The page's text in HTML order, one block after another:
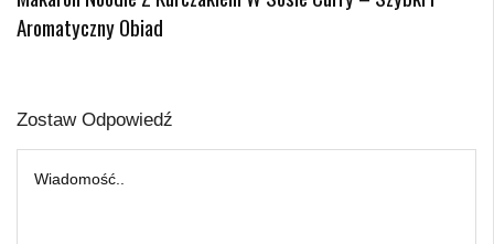
Aromatyczny Obiad
Zostaw Odpowiedź